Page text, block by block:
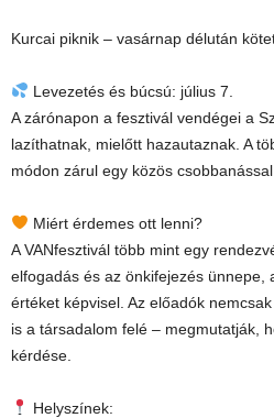
Kurcai piknik – vasárnap délután
Levezetés és búcsú: július 7.
A zárónapon a fesztivál vendégei a
lazíthatnak, mielőtt hazautaznak. A
módon zárul egy közös
Miért érdemes ott lenni?
A VANfesztivál több mint egy
elfogadás és az önkifejezés ünnepe,
értéket képvisel. Az előadók
is a társadalom felé – megmutatják,
kérdése.
Helyszínek: